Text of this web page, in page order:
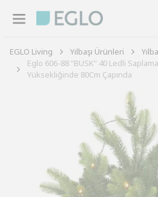
EGLO Living Yılbaşı Ürünleri
Eglo 606-88 "BUSK" 40 Ledli
Yüksekliğinde 80Cm Çapında